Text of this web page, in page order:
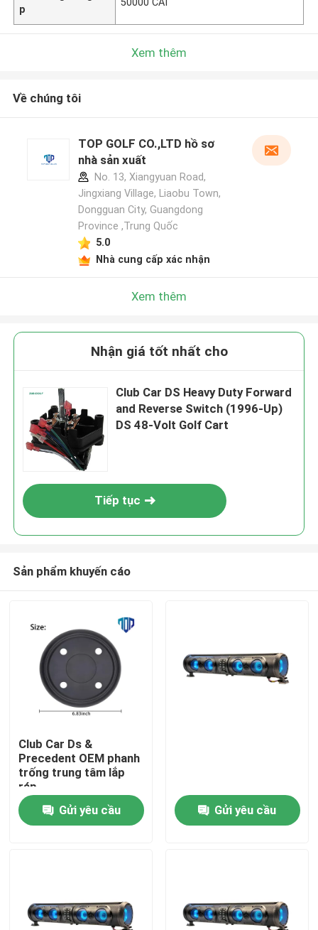
Về chúng tôi
p
Xem thêm
Về chúng tôi
TOP GOLF CO.,LTD hồ sơ
nhà sản xuất
No. 13, Xiangyuan Road,
Jingxiang Village, Liaobu Town,
Dongguan City, Guangdong
Province ,Trung Quốc
5.0
Nhà cung cấp xác nhận
Xem thêm
Nhận giá tốt nhất cho
Club Car DS Heavy Duty Forward
and Reverse Switch (1996-Up)
DS 48-Volt Golf Cart
Tiếp tục
Sản phẩm khuyến cáo
Club Car Ds &
Precedent OEM phanh
trống trung tâm lắp
ráp
Gửi yêu cầu
Gửi yêu cầu